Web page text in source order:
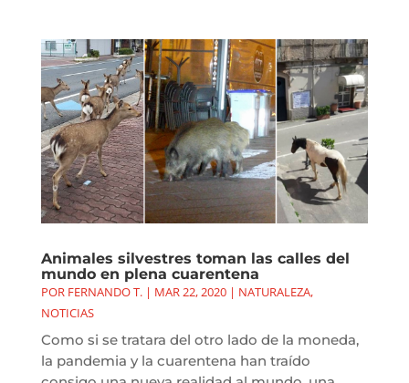
Animales silvestres toman las calles del
mundo en plena cuarentena
POR FERNANDO T.| MAR 22, 2020| NATURALEZA,
NOTICIAS
Como si se tratara del otro lado de la moneda,
la pandemia y la cuarentena han traído